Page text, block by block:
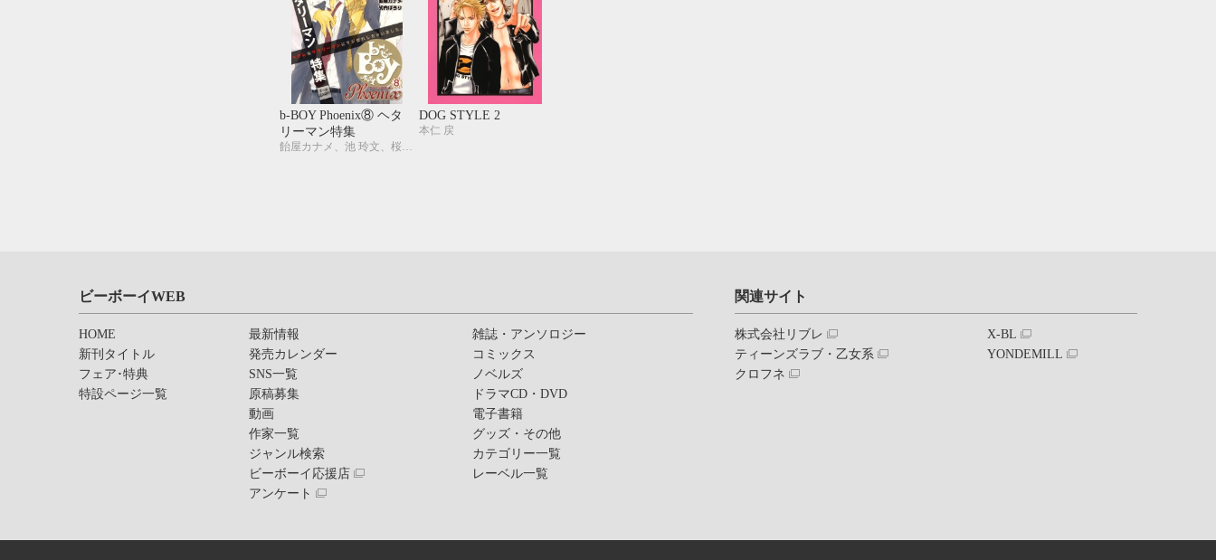
b-BOY Phoenix⑧ ヘタ
リーマン特集
DOG STYLE 2
本仁 戻
ビーボーイWEB
HOME
新刊タイトル
フェア･特典
特設ページ一覧
最新情報
発売カレンダー
SNS一覧
原稿募集
動画
作家一覧
ジャンル検索
ビーボーイ応援店
アンケート
雑誌・アンソロジー
コミックス
ノベルズ
ドラマCD・DVD
電子書籍
グッズ・その他
カテゴリー一覧
レーベル一覧
関連サイト
株式会社リブレ
ティーンズラブ・乙女系
クロフネ
X-BL
YONDEMILL